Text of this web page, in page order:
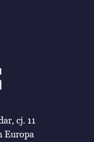
cj. 11
Europa